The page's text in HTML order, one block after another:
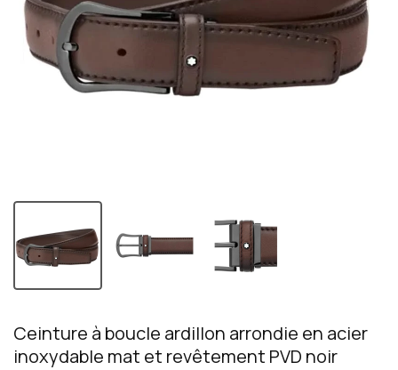
Ceinture à boucle ardillon arrondie en acier
inoxydable mat et revêtement PVD noir